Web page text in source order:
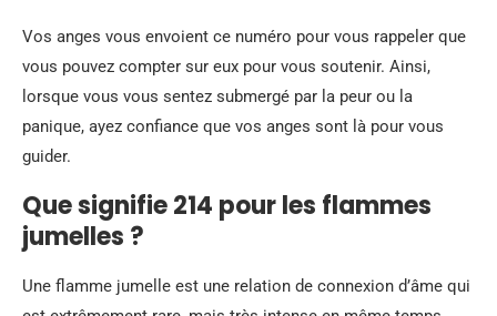
Vos anges vous envoient ce numéro pour vous rappeler que
vous pouvez compter sur eux pour vous soutenir. Ainsi,
lorsque vous vous sentez submergé par la peur ou la
panique, ayez confiance que vos anges sont là pour vous
guider.
Que signifie 214 pour les flammes
jumelles ?
Une flamme jumelle est une relation de connexion d’âme qui